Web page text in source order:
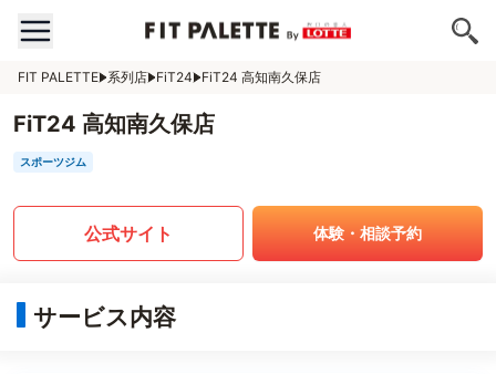
FIT PALETTE 系列店 FiT24 FiT24 高知南久保店
FiT24 高知南久保店
スポーツジム
公式サイト 体験・相談予約
サービス内容